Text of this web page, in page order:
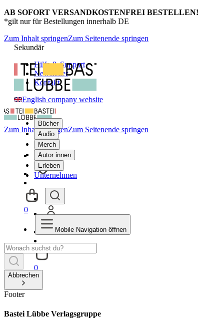
AB SOFORT VERSANDKOSTENFREI BESTELLEN!
*gilt nur für Bestellungen innerhalb DE
Zum Inhalt springenZum Seitenende springen
Sekundär
Hilfe & Support
Newsletter
Kontakt
English company website
Bücher
Audio
Merch
Autor:innen
Erleben
Unternehmen
0
Zum Inhalt springenZum Seitenende springen
0
Mobile Navigation öffnen
Abbrechen
Footer
Bastei Lübbe Verlagsgruppe